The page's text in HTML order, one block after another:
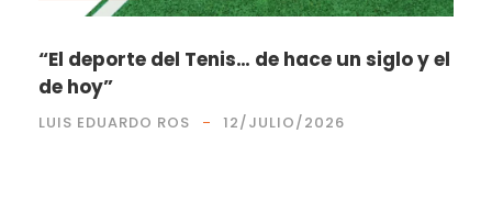
“El deporte del Tenis… de hace un siglo y el
de hoy”
LUIS EDUARDO ROS 12/JULIO/2026